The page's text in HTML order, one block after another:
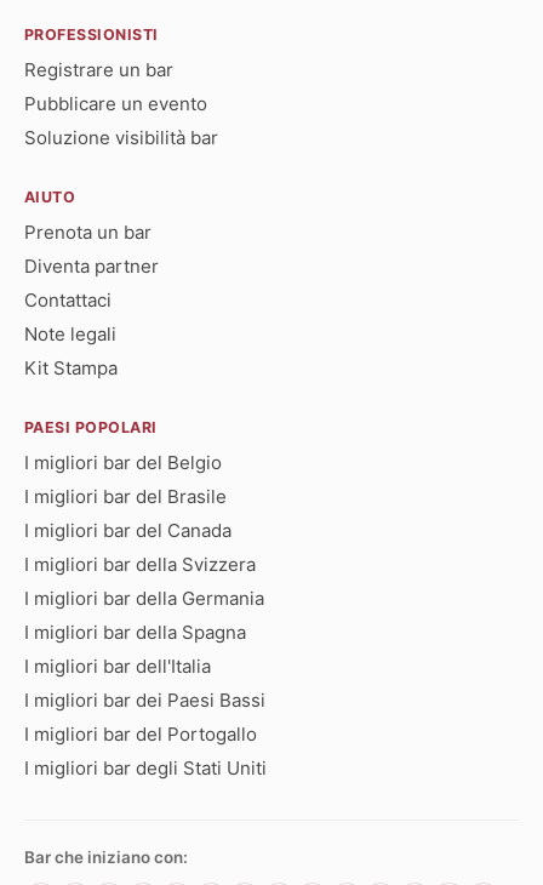
PROFESSIONISTI
Registrare un bar
Pubblicare un evento
Soluzione visibilità bar
AIUTO
Prenota un bar
Diventa partner
Contattaci
Note legali
Kit Stampa
PAESI POPOLARI
I migliori bar del Belgio
I migliori bar del Brasile
I migliori bar del Canada
I migliori bar della Svizzera
I migliori bar della Germania
I migliori bar della Spagna
I migliori bar dell'Italia
I migliori bar dei Paesi Bassi
I migliori bar del Portogallo
I migliori bar degli Stati Uniti
Bar che iniziano con: